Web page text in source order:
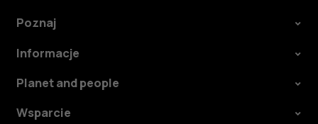
Poznaj
Informacje
Planet and people
Wsparcie